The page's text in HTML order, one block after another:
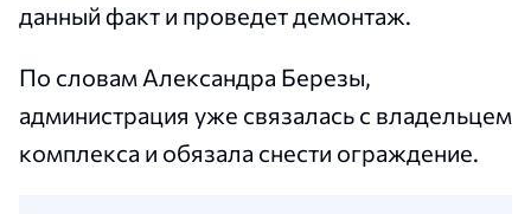
данный факт и проведет демонтаж.
По словам Александра Березы,
администрация уже связалась с владельцем
комплекса и обязала снести ограждение.